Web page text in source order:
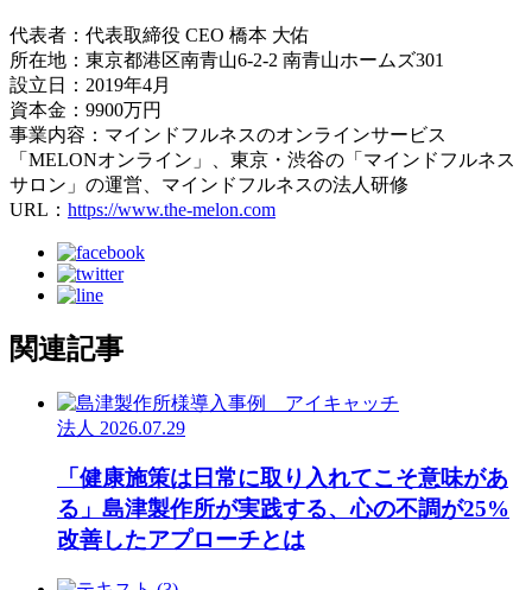
代表者：代表取締役 CEO 橋本 大佑
所在地：東京都港区南青山6-2-2 南青山ホームズ301
設立日：2019年4月
資本金：9900万円
事業内容：マインドフルネスのオンラインサービス
「MELONオンライン」、東京・渋谷の「マインドフルネス
サロン」の運営、マインドフルネスの法人研修
URL： https://www.the-melon.com
関連記事
法人 2026.07.29
「健康施策は日常に取り入れてこそ意味があ
る」島津製作所が実践する、心の不調が25%
改善したアプローチとは